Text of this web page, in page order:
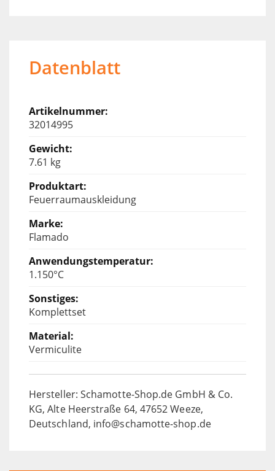
Datenblatt
32014995
7.61 kg
Feuerraumauskleidung
Flamado
1.150°C
Komplettset
Vermiculite
Hersteller: Schamotte-Shop.de GmbH & Co.
KG, Alte Heerstraße 64, 47652 Weeze,
Deutschland, info@schamotte-shop.de